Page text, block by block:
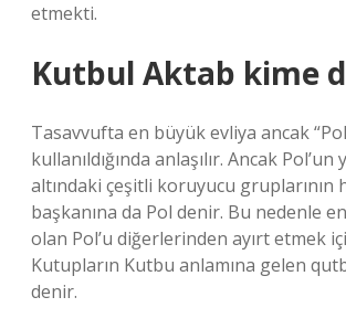
etmekti.
Kutbul Aktab kime
Tasavvufta en büyük evliya ancak
kullanıldığında anlaşılır. Ancak
altındaki çeşitli koruyucu gruplarının
başkanına da Pol denir. Bu nedenle
olan Pol’u diğerlerinden ayırt etmek
Kutupların Kutbu anlamına gelen
denir.